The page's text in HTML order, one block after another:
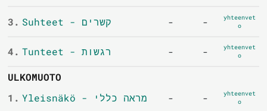
3. Suhteet - קשרים - -
yhteenvet
o
4. Tunteet - רגשות - -
yhteenvet
o
ULKOMUOTO
1.
Yleisnäkö - מראה כללי - -
yhteenvet
o